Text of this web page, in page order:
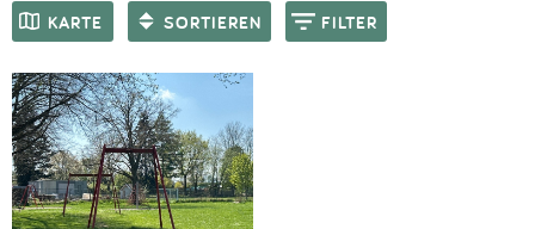
Anmelden
KARTE SORTIEREN FILTER
SPIELGERÄTE